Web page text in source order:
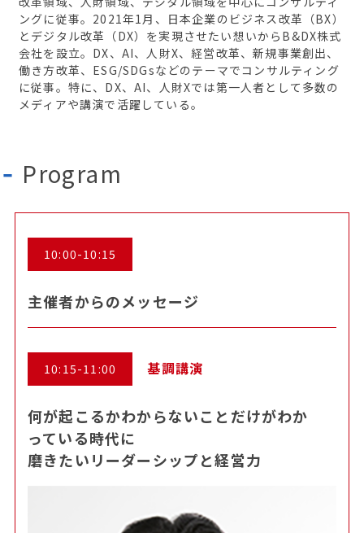
ングに従事。2021年1月、日本企業のビジネス改革（BX）
とデジタル改革（DX）を実現させたい想いからB&DX株式
会社を設立。DX、AI、人財X、経営改革、新規事業創出、
働き方改革、ESG/SDGsなどのテーマでコンサルティング
に従事。特に、DX、AI、人財Xでは第一人者として多数の
メディアや講演で活躍している。
Program
10:00-10:15
主催者からのメッセージ
10:15-11:00 基調講演
何が起こるかわからないことだけがわか
っている時代に
磨きたいリーダーシップと経営力